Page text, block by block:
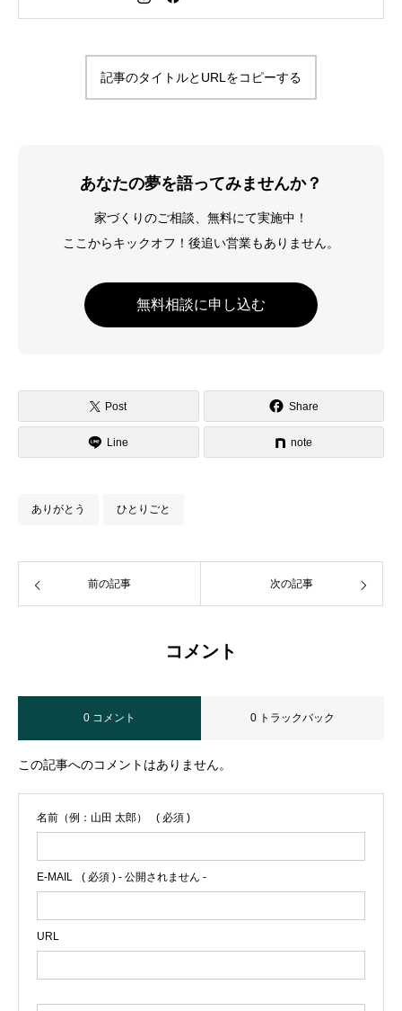
を広める生き方を目指している。好きな
記事のタイトルとURLをコピーする
あなたの夢を語ってみませんか？
家づくりのご相談、無料にて実施中！
ここからキックオフ！後追い営業もありません。
無料相談に申し込む
Post Share
Line note
ありがとう ひとりごと
前の記事 次の記事
コメント
0 コメント 0 トラックバック
この記事へのコメントはありません。
名前（例：山田 太郎） ( 必須 )
E-MAIL ( 必須 ) - 公開されません -
URL